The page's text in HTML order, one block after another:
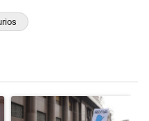
"Las inconsistencias de
Un artículo de tendencia con